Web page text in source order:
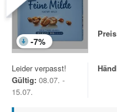
-7%
Leider verpasst!
Gültig: 08.07. -
15.07.